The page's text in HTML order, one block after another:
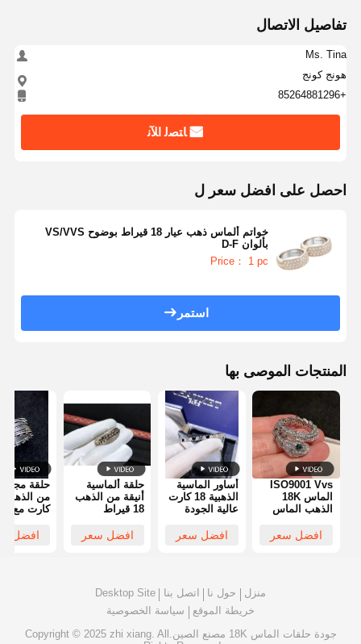
تفاصيل الاتصال
Ms. Tina
هونج كونج
+85264881296
ﺎﺘﺼﻟ ﺍﻶﻧ
احصل على افضل سعر ل
خواتم ألماس ذهب عيار 18 قيراط بوضوح VS/VVS
بألوان D-F
Price： 1 pc
استمر
المنتجات الموصى بها
ISO9001 Vvs
الماس 18K
الذهب الماس
المجوهرات
الفاخرة
افضل سعر
أساور الماسية
الذهبية 18 كارت
عالية الجودة
المخصصة
افضل سعر
حلقة ألماسية
أنيقة من الذهب
18 قيراط
افضل سعر
حلقة
كارت مع
الأبيض
سيراميكية
افضل
منزل حول نا اتصل بنا
Desktop Site
خريطة الموقع
سياسة الخصوصية
جودة حلقات الماس 18K
مصنع الصين.Copyright © 2025 zhi xiang. All